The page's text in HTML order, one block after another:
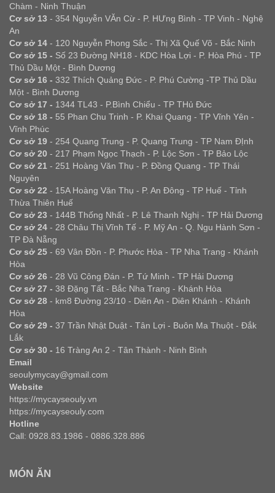
Chàm - Ninh Thuận
Cơ sở 13 - 354 Nguyễn VĂn Cừ - P. HƯng Bình - TP Vinh - Nghệ
An
Cơ sở 14 - 120 Nguyễn Phong Sắc - Thị Xã Quế Võ - Bắc Ninh
Cơ sở 15 - Số 23 Đường NH18 - KDC Hòa Lợi - P. Hòa Phú - TP
Thủ Dầu Một - Bình Dương
Cơ sở 16 - 332 Thích Quảng Đức - P. Phú Cường -TP Thủ Dầu
Một - Bình Dương
Cơ sở 17 - 1344 TL43 - P.Bình Chiểu - TP THủ Đức
Cơ sở 18 - 55 Phan Chu Trinh - P. Khai Quang - TP Vĩnh Yên -
Vĩnh Phúc
Cơ sở 19 - 254 Quang Trung - P. Quang Trung - TP Nam ĐỊnh
Cơ sở 20 - 217 Phạm Ngọc Thạch - P. Lộc Sơn - TP Bảo Lộc
Cơ sở 21 - 251 Hoàng Văn Thụ - P. Đồng Quang - TP Thái
Nguyên
Cơ sở 22 - 15A Hoàng Văn Thụ - P. An Đông - TP Huế - Tỉnh
Thừa Thiên Huế
Cơ sở 23 - 144B Thống Nhất - P. Lê Thanh Nghị - TP Hải Dương
Cơ sở 24 - 28 Châu Thị Vĩnh Tế - P. Mỹ An - Q. Ngu Hành Sơn -
TP Đà Nẵng
Cơ sở 25 - 69 Vân Đồn - P. Phước Hòa - TP Nha Trang - Khánh
Hòa
Cơ sở 26 - 28 Vũ Công Đán - P. Tứ Minh - TP Hải Dương
Cơ sở 27 - 38 Đặng Tất - Bắc Nha Trang - Khánh Hòa
Cơ sở 28 - km8 Đường 23/10 - Diên An - Diên Khánh - Khánh
Hòa
Cơ sở 29 - 37 Trần Nhật Duật - Tân Lợi - Buôn Ma Thuột - Đắk
Lắk
Cơ sở 30 - 16 Tràng An 2 - Tân Thành - Ninh Bình
Email
seoulymycay@gmail.com
Website
https://mycayseouly.vn
https://mycayseouly.com
Hotline
Call: 0928.83.1986 - 0886.328.886
MÓN ĂN